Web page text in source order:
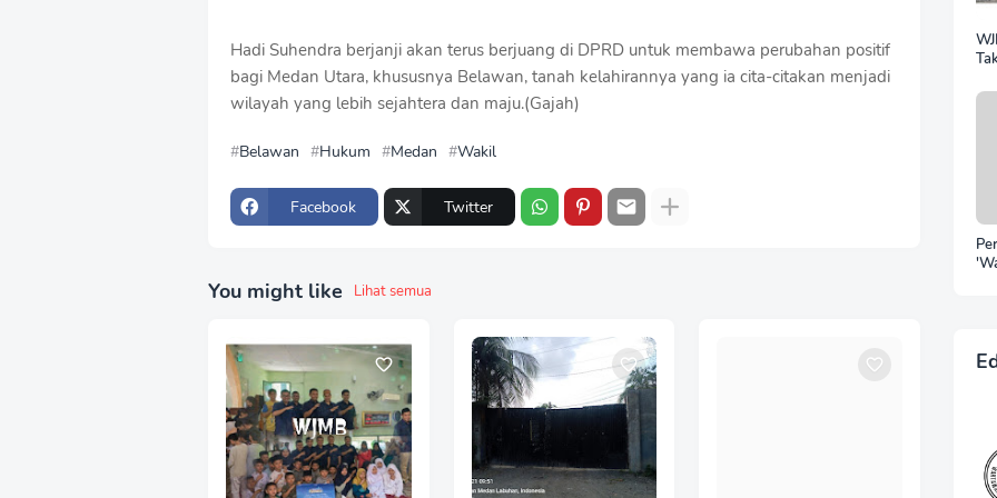
Hadi Suhendra berjanji akan terus berjuang di DPRD untuk membawa perubahan positif
bagi Medan Utara, khususnya Belawan, tanah kelahirannya yang ia cita-citakan menjadi
wilayah yang lebih sejahtera dan maju.(Gajah)
Belawan Hukum Medan Wakil
Facebook Twitter
You might like Lihat semua